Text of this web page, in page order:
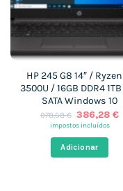
HP 245 G8 14″ /
3500U / 16GB DDR4
SATA Windows 10
978,68€ O
preço
era:
978,68 €.
386,28€O
impostos incluídos
Adicionar